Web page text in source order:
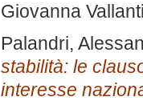
Giovanna
Palandri,
stabilità: le
interesse